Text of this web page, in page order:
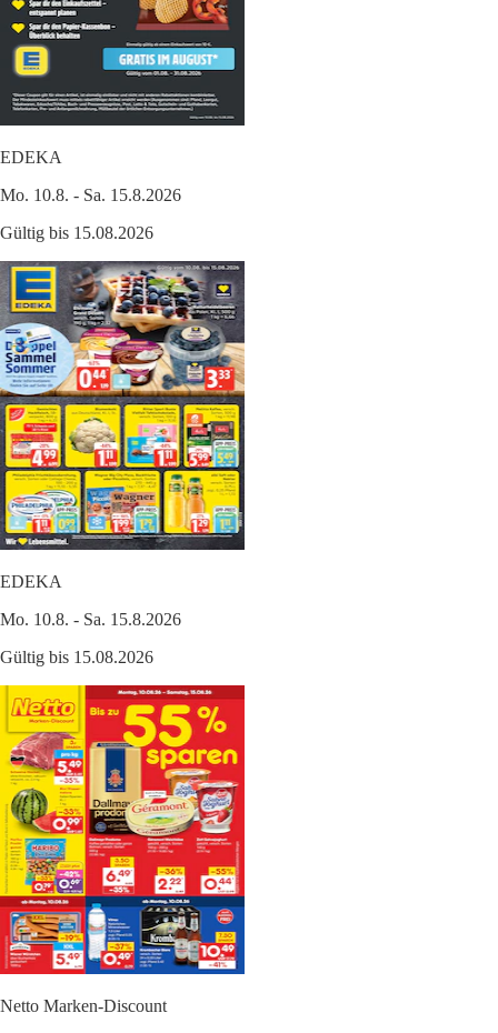
EDEKA
Mo. 10.8. - Sa. 15.8.2026
Gültig bis 15.08.2026
EDEKA
Mo. 10.8. - Sa. 15.8.2026
Gültig bis 15.08.2026
Netto Marken-Discount